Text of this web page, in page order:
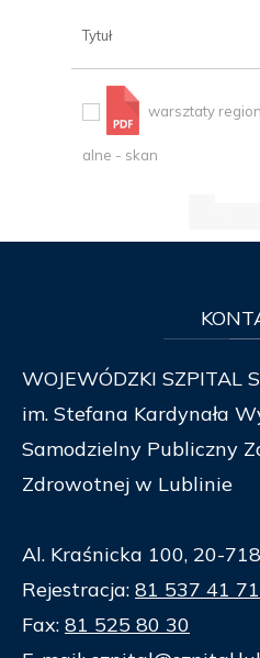
Tytuł
warsztaty region
alne - skan
WOJEWÓDZKI SZPITAL
im. Stefana Kardynała
Samodzielny Publiczny
Zdrowotnej w Lublinie
Al. Kraśnicka 100, 20-
Rejestracja: 81 537 41 71
Fax: 81 525 80 30